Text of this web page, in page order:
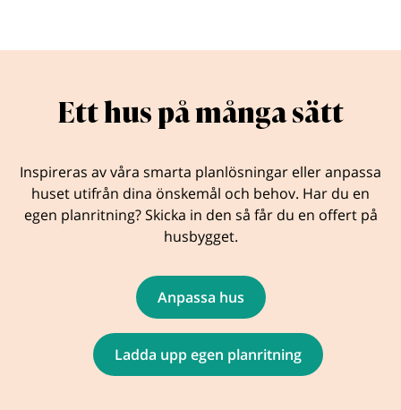
Ett hus på många sätt
Inspireras av våra smarta planlösningar eller anpassa
huset utifrån dina önskemål och behov. Har du en
egen planritning? Skicka in den så får du en offert på
husbygget.
Anpassa hus
Ladda upp egen planritning